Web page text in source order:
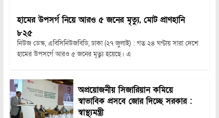
হামের উপসর্গ নিয়ে আরও ৫ জনের মৃত্যু, মোট প্রাণহানি
৮২৫
নিউজ ডেস্ক, এবিসিনিউজবিডি, ঢাকা (২৭ জুলাই) : গত ২৪ ঘণ্টায় সারা দেশে
হামের উপসর্গে আরও ৫ জনের মৃত্যু হয়েছে। এ
অপ্রয়োজনীয় সিজারিয়ান কমিয়ে
স্বাভাবিক প্রসবে জোর দিচ্ছে সরকার :
স্বাস্থ্যমন্ত্রী